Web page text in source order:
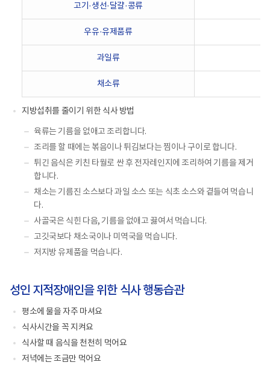
을
한
양
리
기
생
·
류,
우
유
·
고기·생선·달걀·콩류
우유·유제품류
과일류
채소류
지방섭취를 줄이기 위한 식사 방법
육류는 기름을 없애고 조리합니다.
조리를 할 때에는 볶음이나 튀김보다는 찜이나 구이로 합니다.
튀긴 음식은 키친 타월로 싼 후 전자레인지에 조리하여 기름을 제거
합니다.
채소는 기름진 소스보다 과일 소스 또는 식초 소스와 곁들여 먹습니
다.
사골국은 식힌 다음, 기름을 없애고 끓여서 먹습니다.
고깃국보다 채소국이나 미역국을 먹습니다.
저지방 유제품을 먹습니다.
성인 지적장애인을 위한 식사 행동습관
평소에 물을 자주 마셔요
식사시간을 꼭 지켜요
식사할 때 음식을 천천히 먹어요
저녁에는 조금만 먹어요